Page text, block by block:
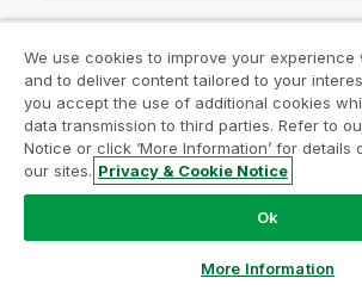
Qlik コミュニティ
法的契約 製品規約
Legal Policies
リーガルポリシー
利用規約
Do Not Share My Info
Copyright © 1993-2026 QlikTech
We use cookies to improve your experience
and to deliver content tailored to your
you accept the use of additional cookies
data transmission to third parties. Refer to
Notice or click ‘More Information’ for details
our sites. Privacy & Cookie Notice
Ok
More Information